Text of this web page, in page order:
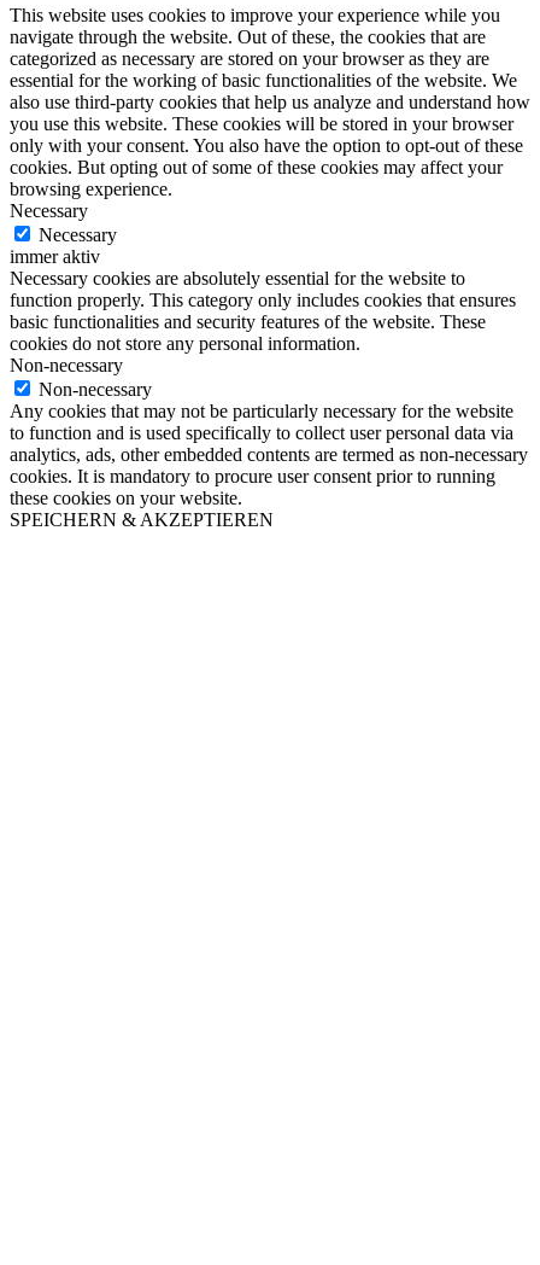
This website uses cookies to improve your experience while you
navigate through the website. Out of these, the cookies that are
categorized as necessary are stored on your browser as they are
essential for the working of basic functionalities of the website. We
also use third-party cookies that help us analyze and understand how
you use this website. These cookies will be stored in your browser
only with your consent. You also have the option to opt-out of these
cookies. But opting out of some of these cookies may affect your
browsing experience.
Necessary
Necessary
immer aktiv
Necessary cookies are absolutely essential for the website to
function properly. This category only includes cookies that ensures
basic functionalities and security features of the website. These
cookies do not store any personal information.
Non-necessary
Non-necessary
Any cookies that may not be particularly necessary for the website
to function and is used specifically to collect user personal data via
analytics, ads, other embedded contents are termed as non-necessary
cookies. It is mandatory to procure user consent prior to running
these cookies on your website.
SPEICHERN & AKZEPTIEREN